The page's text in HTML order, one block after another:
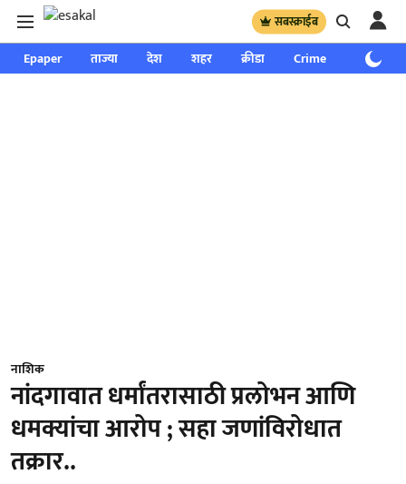
सबस्क्राईब
Epaper ताज्या देश शहर क्रीडा Crime साप्ताहिक
नाशिक
नांदगावात धर्मांतरासाठी प्रलोभन आणि
धमक्यांचा आरोप ; सहा जणांविरोधात
तक्रार..